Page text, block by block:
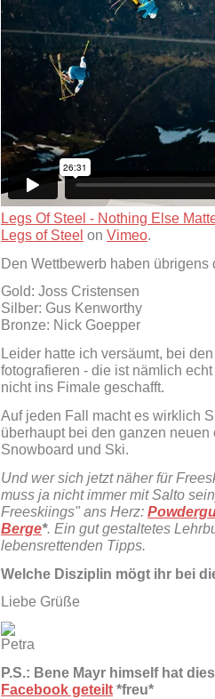
Legs Of Steel - Nothing Else
Legs of Steel on Vimeo.
Den Wettbewerb haben
Gold: Joss Cristensen
Silber: Gus Kenworthy
Bronze: Nick Goepper
Leider hatte ich versäumt, bei
fotografieren - die ist nämlich
nicht ins Fimale geschafft.
Auf jeden Fall macht es wirklich
überhaupt bei den ganzen
Snowboard und Ski.
Und wer sich jetzt näher für
muss ja nicht immer mit Salto
Freeskiings" ans Herz:
Berge*. Ein gut gestaltetes
lebensrettenden Tipps.
Welche Disziplin mögt ihr bei
Liebe Grüße
P.S.: Bene Mayr himself hat
Facebook geteilt *freu*